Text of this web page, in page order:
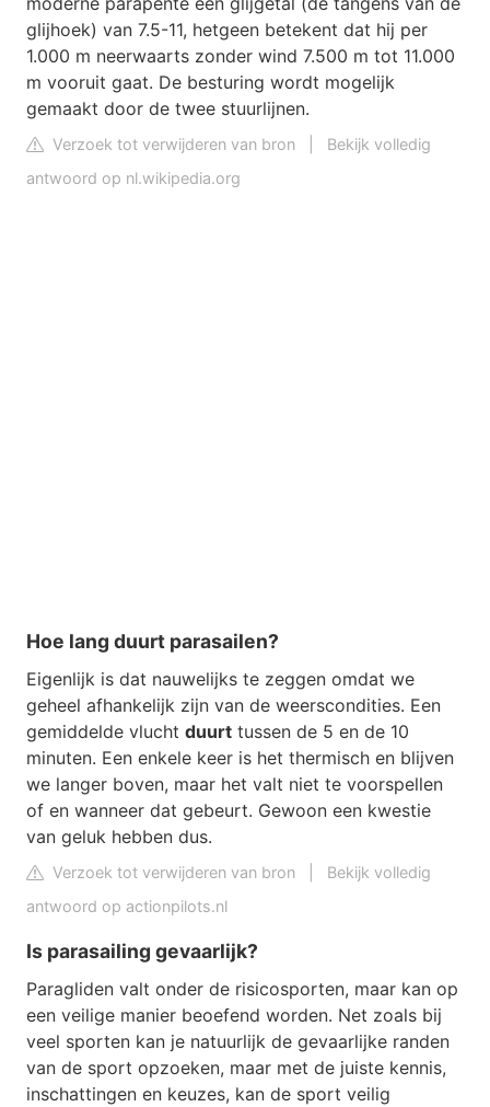
glijhoek) van 7.5-11, hetgeen betekent dat hij per
1.000 m neerwaarts zonder wind 7.500 m tot 11.000
m vooruit gaat. De besturing wordt mogelijk
gemaakt door de twee stuurlijnen.
Verzoek tot verwijderen van bron
Bekijk volledig
antwoord op nl.wikipedia.org
Hoe lang duurt parasailen?
Eigenlijk is dat nauwelijks te zeggen omdat we
geheel afhankelijk zijn van de weerscondities. Een
gemiddelde vlucht duurt tussen de 5 en de 10
minuten. Een enkele keer is het thermisch en blijven
we langer boven, maar het valt niet te voorspellen
of en wanneer dat gebeurt. Gewoon een kwestie
van geluk hebben dus.
Verzoek tot verwijderen van bron
Bekijk volledig
antwoord op actionpilots.nl
Is parasailing gevaarlijk?
Paragliden valt onder de risicosporten, maar kan op
een veilige manier beoefend worden. Net zoals bij
veel sporten kan je natuurlijk de gevaarlijke randen
van de sport opzoeken, maar met de juiste kennis,
inschattingen en keuzes, kan de sport veilig